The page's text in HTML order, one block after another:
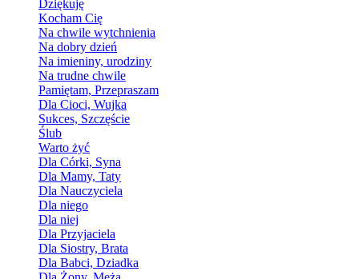
Dziękuję
Kocham Cię
Na chwile wytchnienia
Na dobry dzień
Na imieniny, urodziny
Na trudne chwile
Pamiętam, Przepraszam
Dla Cioci, Wujka
Sukces, Szczęście
Ślub
Warto żyć
Dla Córki, Syna
Dla Mamy, Taty
Dla Nauczyciela
Dla niego
Dla niej
Dla Przyjaciela
Dla Siostry, Brata
Dla Babci, Dziadka